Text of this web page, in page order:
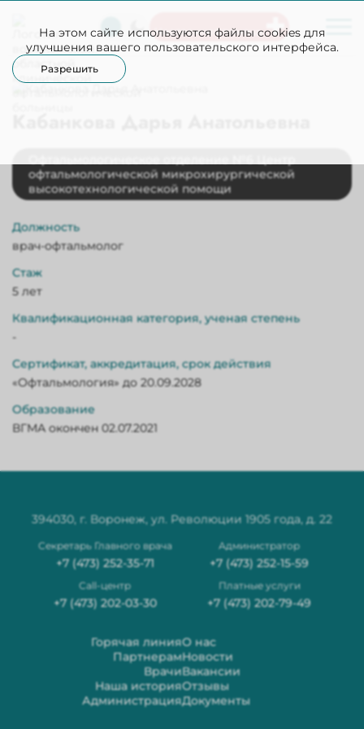
На этом сайте используются файлы cookies для
улучшения вашего пользовательского интерфейса.
Разрешить
Неотложная помощь
офтальмологической микрохирургической
высокотехнологической помощи
Должность
врач-офтальмолог
Стаж
5 лет
Квалификационная категория, ученая степень
-
Сертификат, аккредитация, срок действия
«Офтальмология» до 20.09.2028
Образование
ВГМА окончен 02.07.2021
394030, г. Воронеж, ул. Революции 1905 года, д. 22
Секретарь Главного врача
+7 (473) 252-35-71
Администратор
+7 (473) 252-15-59
Сall-центр
+7 (473) 202-03-30
Платные услуги
+7 (473) 202-79-49
Горячая линия
Партнерам
Врачи
Наша история
Администрация
О нас
Новости
Вакансии
Отзывы
Документы